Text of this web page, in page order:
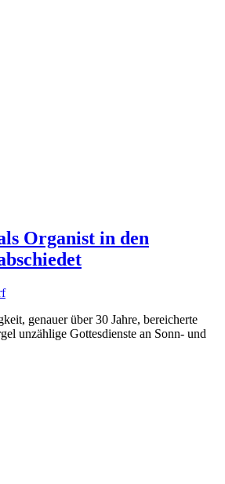
Organist in den
genauer über 30 Jahre, bereicherte
unzählige Gottesdienste an Sonn- und